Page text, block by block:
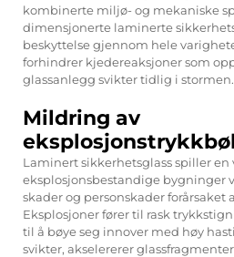
kombinerte miljø- og mekaniske
dimensjonerte laminerte
beskyttelse gjennom hele
forhindrer kjedereaksjoner som
glassanlegg svikter tidlig i stormen.
Mildring av
Laminert sikkerhetsglass spiller
eksplosjonsbestandige bygninger
skader og personskader forårsaket
Eksplosjoner fører til rask
til å bøye seg innover med høy
svikter, akselererer